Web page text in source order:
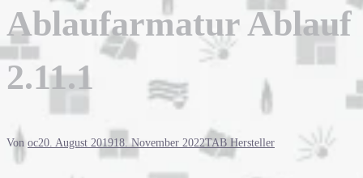
Ablaufarmatur Ablauf
2.11.1
Von oc20. August 201918. November 2022TAB Hersteller